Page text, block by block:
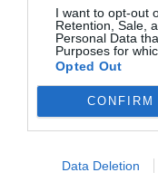
I want to opt-out
Retention, Sale,
Personal Data
Purposes for
Opted Out
CONFIRM
Data Deletion
ELS MÉS